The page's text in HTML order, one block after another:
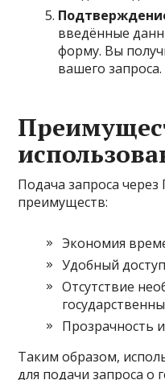
введённые
форму. Вы
вашего запроса.
Подача запроса через
преимуществ:
Экономия
Удобный
Отсутствие
Прозрачность
Таким образом,
для подачи запроса о